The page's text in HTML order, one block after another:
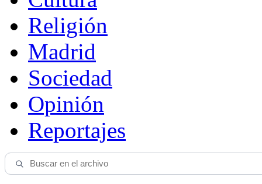
Religión
Madrid
Sociedad
Opinión
Reportajes